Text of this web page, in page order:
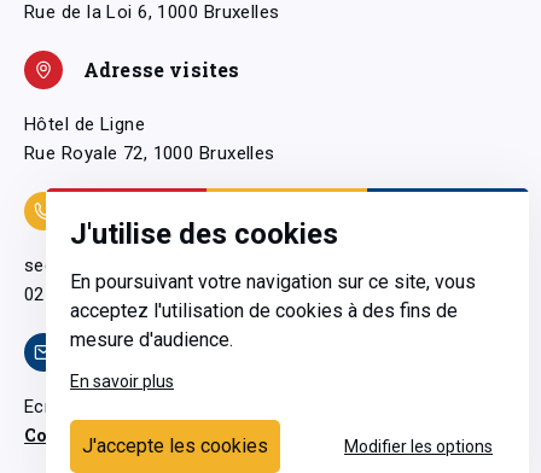
J'utilise des cookies
En poursuivant votre navigation sur ce site, vous
acceptez l'utilisation de cookies à des fins de
mesure d'audience.
En savoir plus
J'accepte les cookies Modifier les options
Rue de la Loi 6, 1000 Bruxelles
Adresse visites
Hôtel de Ligne
Rue Royale 72, 1000 Bruxelles
secretariatgeneral@pfwb.be
02 506 38 11
Contact
Ecrivez-nous
Contactez-nous